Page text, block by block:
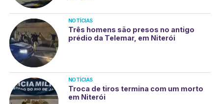
NOTÍCIAS
Três homens são presos no antigo
prédio da Telemar, em Niterói
NOTÍCIAS
Troca de tiros termina com um morto
em Niterói